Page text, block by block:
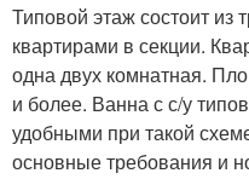
Типовой этаж состоит из
квартирами в секции.
одна двух комнатная.
и более. Ванна с с/у
удобными при такой
основные требования и